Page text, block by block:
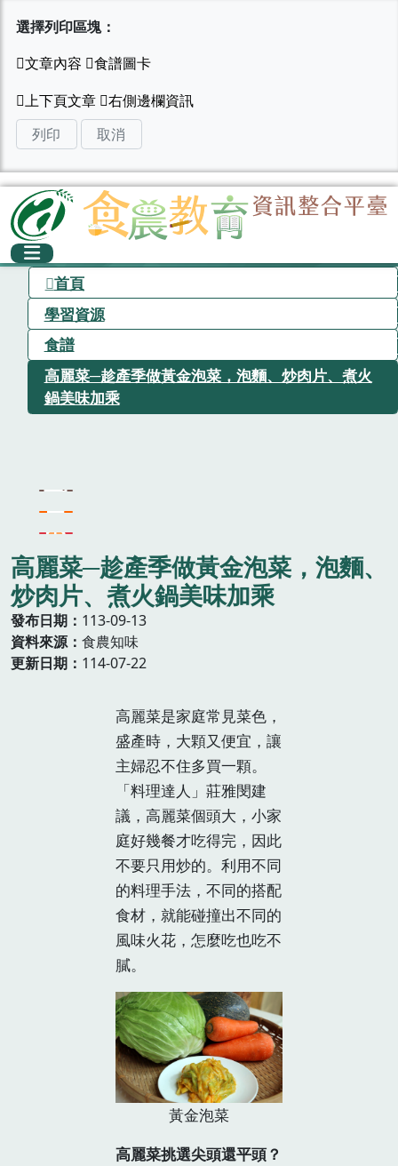
選擇列印區塊：
列印 取消
首頁
學習資源
食譜
高麗菜─趁產季做黃金泡菜，泡麵、炒肉片、煮火
鍋美味加乘
高麗菜─趁產季做黃金泡菜，泡麵、
炒肉片、煮火鍋美味加乘
發布日期
113-09-13
資料來源
食農知味
更新日期
114-07-22
高麗菜是家庭常見菜色，
盛產時，大顆又便宜，讓
主婦忍不住多買一顆。
「料理達人」莊雅閔建
議，高麗菜個頭大，小家
庭好幾餐才吃得完，因此
不要只用炒的。利用不同
的料理手法，不同的搭配
食材，就能碰撞出不同的
風味火花，怎麼吃也吃不
膩。
黃金泡菜
高麗菜挑選尖頭還平頭？